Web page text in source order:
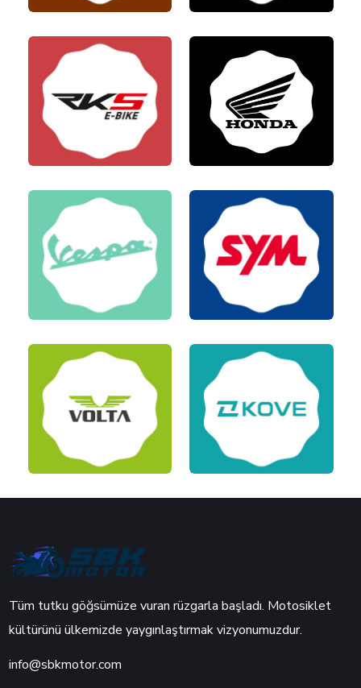
Tüm tutku göğsümüze vuran rüzgarla başladı. Motosiklet
kültürünü ülkemizde yaygınlaştırmak vizyonumuzdur.
info@sbkmotor.com